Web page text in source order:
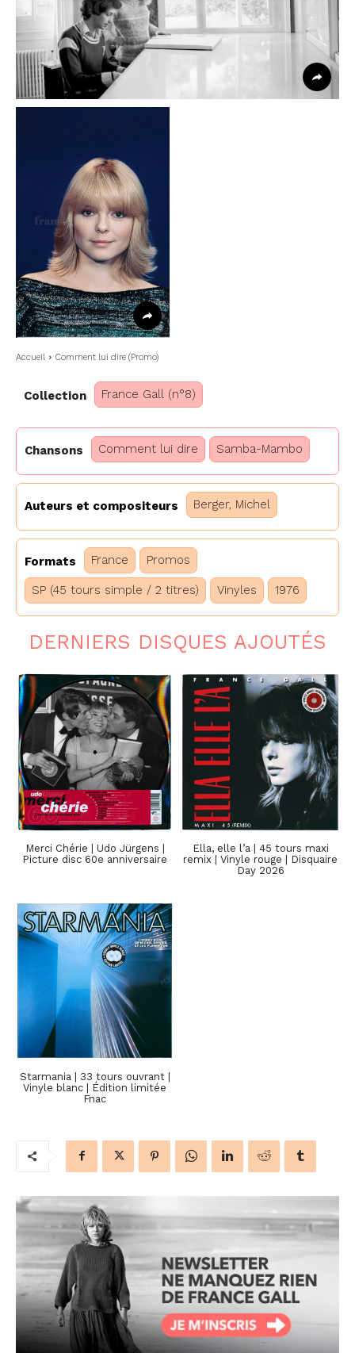
Accueil Comment lui dire (Promo)
Collection France Gall (n°8)
Chansons Comment lui dire Samba-Mambo
Auteurs et compositeurs Berger, Michel
Formats France Promos
SP (45 tours simple / 2 titres) Vinyles 1976
DERNIERS DISQUES AJOUTÉS
Merci Chérie | Udo Jürgens |
Picture disc 60e anniversaire
Ella, elle l’a | 45 tours maxi
remix | Vinyle rouge | Disquaire
Day 2026
Starmania | 33 tours ouvrant |
Vinyle blanc | Édition limitée
Fnac